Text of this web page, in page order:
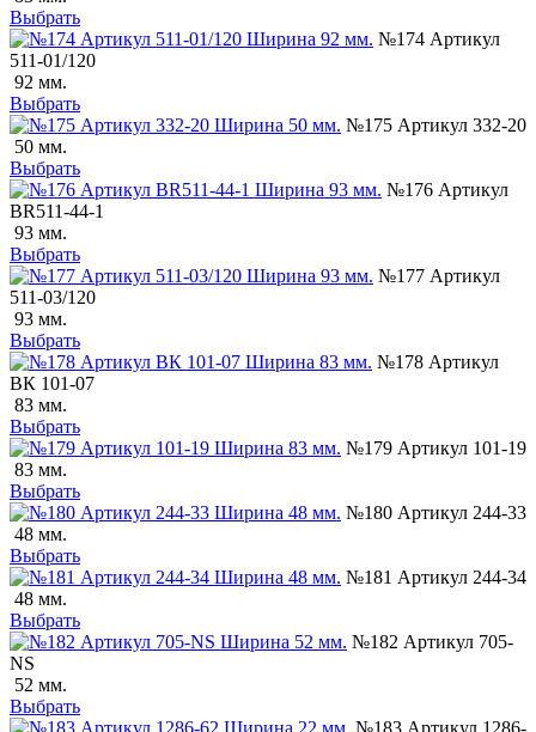
Выбрать
№174 Артикул
511-01/120
92 мм.
Выбрать
№175 Артикул 332-20
50 мм.
Выбрать
№176 Артикул
ВR511-44-1
93 мм.
Выбрать
№177 Артикул
511-03/120
93 мм.
Выбрать
№178 Артикул
ВК 101-07
83 мм.
Выбрать
№179 Артикул 101-19
83 мм.
Выбрать
№180 Артикул 244-33
48 мм.
Выбрать
№181 Артикул 244-34
48 мм.
Выбрать
№182 Артикул 705-
NS
52 мм.
Выбрать
№183 Артикул 1286-